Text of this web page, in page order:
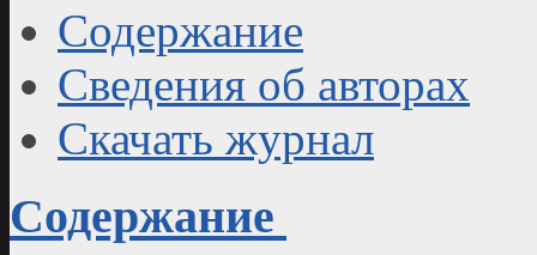
Содержание
Сведения об авторах
Скачать журнал
Содержание